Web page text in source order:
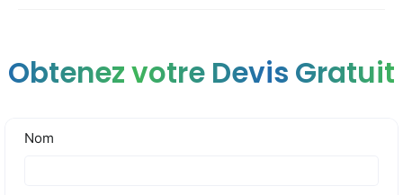
Séjour
Blog
Obtenez votre Devis Gratuit